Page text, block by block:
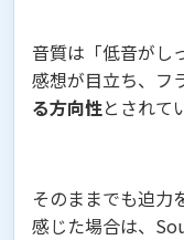
音質は「低音がし
感想が目立ち、フ
る方向性とされて
そのままでも迫力
感じた場合は、